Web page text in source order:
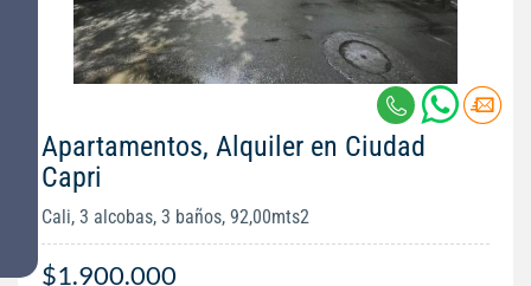
Apartamentos, Alquiler en Ciudad
Capri
Cali, 3 alcobas, 3 baños, 92,00mts2
$1.900.000